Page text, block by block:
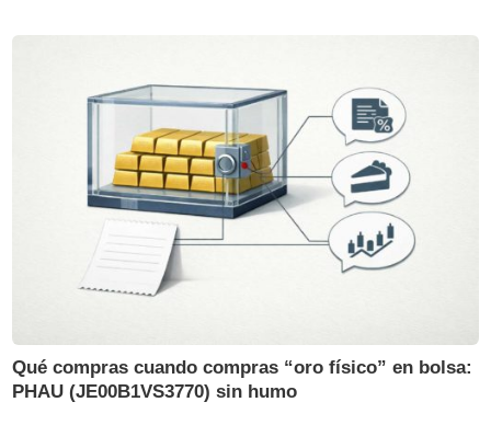
Qué compras cuando compras “oro físico” en bolsa:
PHAU (JE00B1VS3770) sin humo